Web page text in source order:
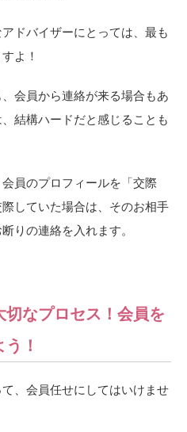
ドバイザーにとっては、最も
よ！
会員から連絡が来る場合もあ
結構ハードだと感じることも
員のプロフィールを「交際
していた場合は、そのお相手
りの連絡を入れます。
なプロセス！会員を
！
、会員任せにしてはいけませ